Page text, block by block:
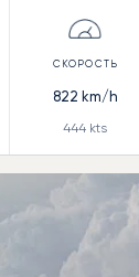
822 km/h
444 kts